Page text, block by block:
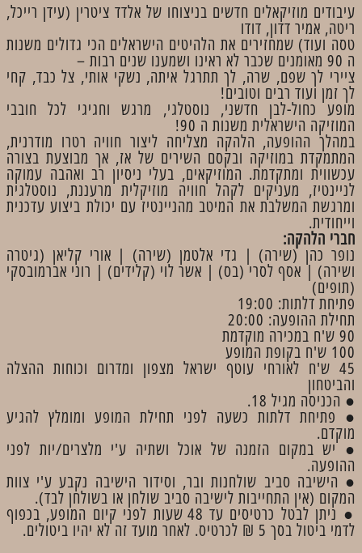
עיבודים מוזיקאלים חדשים בניצוחו של אלדד ציטרין (עידן רייכל,
ריטה, אמיר דדון, דודו
טסה ועוד) שמחזירים את הלהיטים הישראלים הכי גדולים משנות
ה 90 מאומנים שכבר לא ראינו ושמענו שנים רבות –
ציירי לך שפם, שרה, לך תתרגל איתה, נשקי אותי, צל כבד, קחי
לך זמן ועוד רבים וטובים!
מופע כחול-לבן חדשני, נוסטלגי, מרגש וחגיגי לכל חובבי
המוזיקה הישראלית משנות ה 90!
במהלך ההופעה, הלהקה מצליחה ליצור חוויה רטרו מודרנית,
המתמקדת במוזיקה ובקסם השירים של אז, אך מבוצעת בצורה
עכשווית ומתקדמת. המוזיקאים, בעלי ניסיון רב ואהבה עמוקה
לניינטיז, מעניקים לקהל חוויה מוזיקלית מרעננת, נוסטלגית
ומרגשת המשלבת את המיטב מהניינטיז עם יכולת ביצוע עדכנית
וייחודית.
חברי הלהקה:
נופר כהן (שירה) | גדי אלטמן (שירה) | אורי קליאן (גיטרה
ושירה) | אסף לסרי (בס) | אשר לוי (קלידים) | רוני אברמובסקי
(תופים)
פתיחת דלתות: 19:00
תחילת ההופעה: 20:00
90 ש'ח במכירה מוקדמת
100 ש'ח בקופת המופע
45 ש'ח לאורחי עוטף ישראל מצפון ומדרום וכוחות ההצלה
והביטחון
● הכניסה מגיל 18.
● פתיחת דלתות כשעה לפני תחילת המופע ומומלץ להגיע
מוקדם.
● יש במקום הזמנה של אוכל ושתיה ע'י מלצרים/יות לפני
ההופעה.
● הישיבה סביב שולחנות ובר, וסידור הישיבה נקבע ע'י צוות
המקום (אין התחייבות לישיבה סביב שולחן או בשולחן לבד).
● ניתן לבטל כרטיסים עד 48 שעות לפני קיום המופע, בכפוף
לדמי ביטול בסך 5 ₪ לכרטיס. לאחר מועד זה לא יהיו ביטולים.